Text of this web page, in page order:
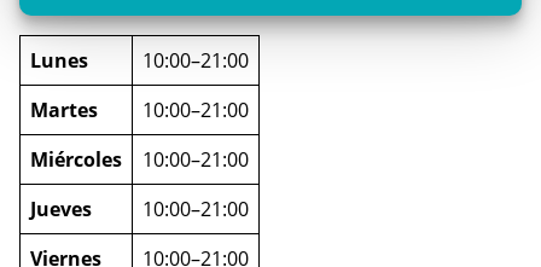
Lunes
10:00–21:00
Martes
10:00–21:00
Miércoles
10:00–21:00
Jueves
10:00–21:00
Viernes
10:00–21:00